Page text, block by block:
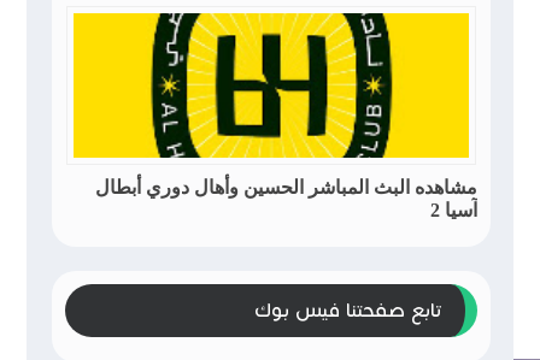
مشاهده البث المباشر الحسين وأهال دوري أبطال
آسيا 2
تابع صفحتنا فيس بوك